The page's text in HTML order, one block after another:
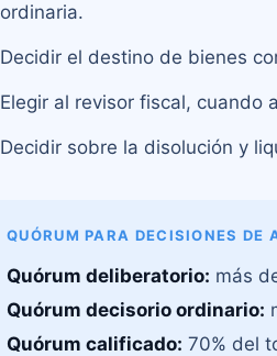
ordinaria.
Decidir el destino de bienes
Elegir al revisor fiscal, cuando
Decidir sobre la disolución y
QUÓRUM PARA DECISIONES DE
Quórum deliberatorio: más
Quórum decisorio ordinario:
Quórum calificado: 70% del